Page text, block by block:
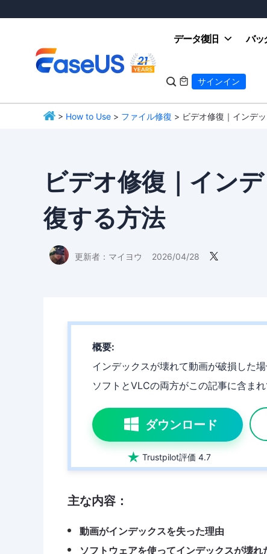
データ復旧 バッ
  サインイン
> How to Use > ファイル修復 > ビデオ修復｜インデ
ビデオ修復｜イン
復する方法
更新者： マイヨウ 2026/04/28 
概要:
インデックスが壊れて動画が破損した
ソフトとVLCの両方がこの記事に含まれ
ダウンロード
 Trustpilot評価 4.7
主な内容：
動画がインデックスを失った理由
ソフトウェアを使ってインデックスが壊れ